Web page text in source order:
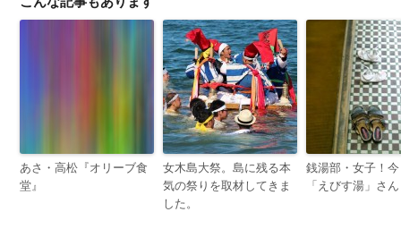
あさ・高松『オリーブ食
堂』
女木島大祭。島に残る本
気の祭りを取材してきま
した。
銭湯部・女子！
「えびす湯」さ